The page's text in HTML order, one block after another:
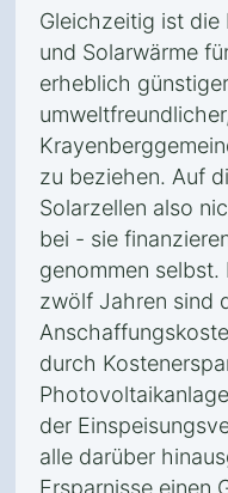
Gleichzeitig ist die
und Solarwärme
erheblich
zu beziehen. Auf
Solarzellen also
bei - sie
genommen
zwölf Jahren sind
durch
der
alle darüber
Ersparnisse einen